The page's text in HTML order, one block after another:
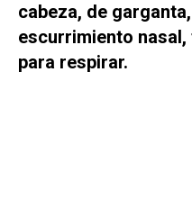
cabeza, de
escurrimiento
para respirar.